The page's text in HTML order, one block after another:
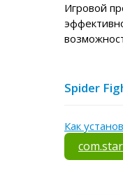
Игровой
Spider
Как